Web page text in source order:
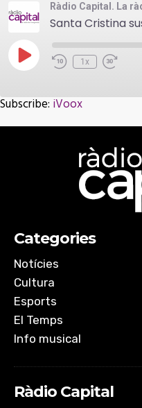
Ràdio Capital. La
Play
Episode
1x
iVoox
SHARE
EMBED
Subscribe: iVoox
Categories
Notícies
Cultura
Esports
El Temps
Info musical
Ràdio Capital